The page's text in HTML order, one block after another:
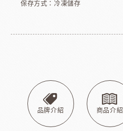
保存方式：冷凍儲存
品牌介紹 商品介紹